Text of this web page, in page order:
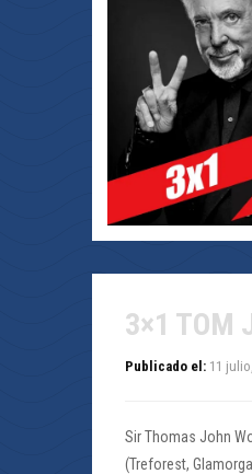
3×1 TOM
Publicado el: 11
Sir Thomas John
(Treforest,